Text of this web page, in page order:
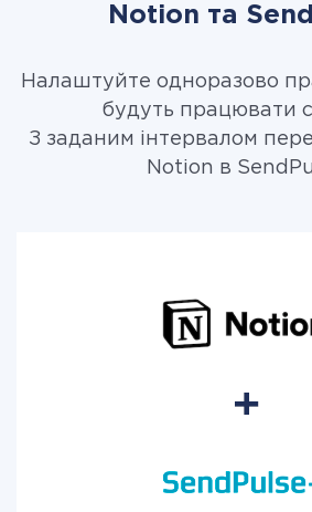
Notion та
Налаштуйте одноразово
будуть працювати
З заданим інтервалом
Notion в